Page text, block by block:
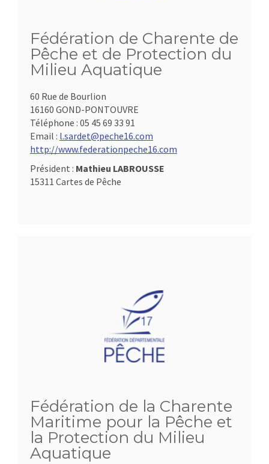
Fédération de Charente de
Pêche et de Protection du
Milieu Aquatique
60 Rue de Bourlion
16160 GOND-PONTOUVRE
Téléphone : 05 45 69 33 91
Email : l.sardet@peche16.com
http://www.federationpeche16.com
Président : Mathieu LABROUSSE
15311 Cartes de Pêche
Fédération de la Charente
Maritime pour la Pêche et
la Protection du Milieu
Aquatique